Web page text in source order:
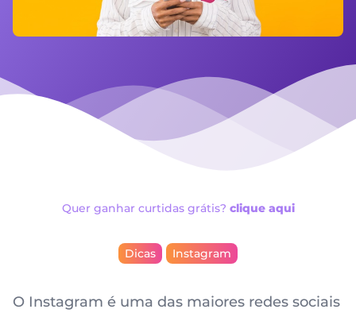
Quer ganhar curtidas grátis? clique aqui
Dicas Instagram
O Instagram é uma das maiores redes sociais